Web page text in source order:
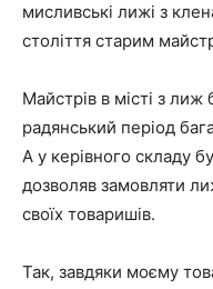
мисливські лижі з
століття старим
Майстрів в місті з лиж
радянський період
А у керівного складу
дозволяв замовляти
своїх товаришів.
Так, завдяки моєму